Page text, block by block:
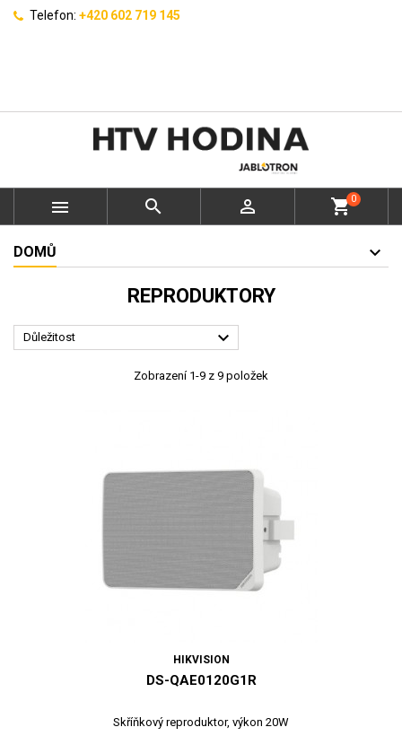
Telefon: +420 602 719 145
   shopping_cart0
DOMŮ
REPRODUKTORY
Důležitost 
Zobrazení 1-9 z 9 položek
HIKVISION
DS-QAE0120G1R
Skříňkový reproduktor, výkon 20W